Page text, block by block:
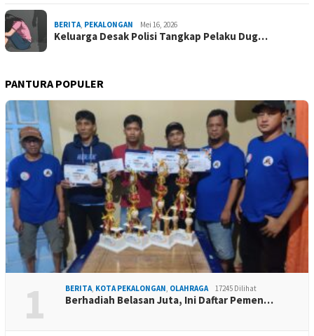
BERITA PEKALONGAN Mei 16, 2026
Keluarga Desak Polisi Tangkap Pelaku Dug…
PANTURA POPULER
1 BERITA KOTA PEKALONGAN OLAHRAGA 17245 Dilihat
Berhadiah Belasan Juta, Ini Daftar Pemen…